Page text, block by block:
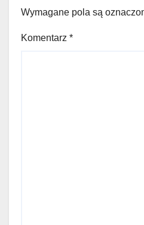
Wymagane pola są
Komentarz *